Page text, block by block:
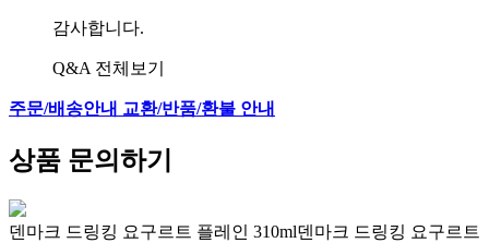
감사합니다.
Q&A 전체보기
주문/배송안내 교환/반품/환불 안내
상품 문의하기
덴마크 드링킹 요구르트 플레인 310ml덴마크 드링킹 요구르트